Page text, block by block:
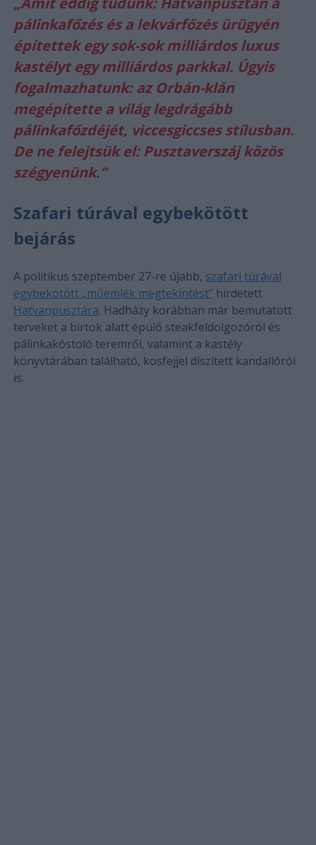
pálinkafőzés és a lekvárfőzés ürügyén
építettek egy sok-sok milliárdos luxus
kastélyt egy milliárdos parkkal. Úgyis
fogalmazhatunk: az Orbán-klán
megépítette a világ legdrágább
pálinkafőzdéjét, viccesgiccses stílusban.
De ne felejtsük el: Pusztaverszáj közös
szégyenünk.”
Szafari túrával egybekötött
bejárás
A politikus szeptember 27-re újabb, szafari túrával
egybekötött „műemlék megtekintést” hirdetett
Hatvanpusztára. Hadházy korábban már bemutatott
terveket a birtok alatt épülő steakfeldolgozóról és
pálinkakóstoló teremről, valamint a kastély
könyvtárában található, kosfejjel díszített kandallóról
is.